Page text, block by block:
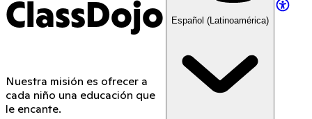
ClassDojo
Nuestra misión es ofrecer a
cada niño una educación que
le encante.
Español (Latinoamérica)